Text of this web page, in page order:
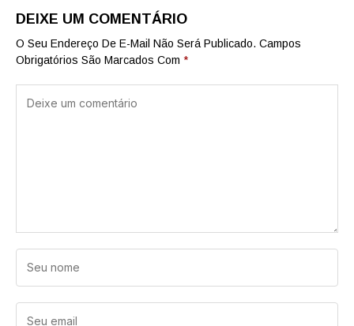
DEIXE UM COMENTÁRIO
O Seu Endereço De E-Mail Não Será Publicado. Campos
Obrigatórios São Marcados Com *